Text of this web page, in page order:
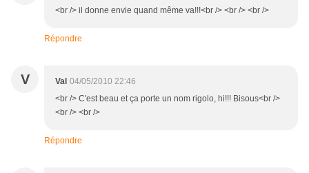
<br /> il donne envie quand même va!!!<br /> <br /> <br />
Répondre
V Val 04/05/2010 22:46
<br /> C'est beau et ça porte un nom rigolo, hi!!! Bisous<br />
<br /> <br />
Répondre